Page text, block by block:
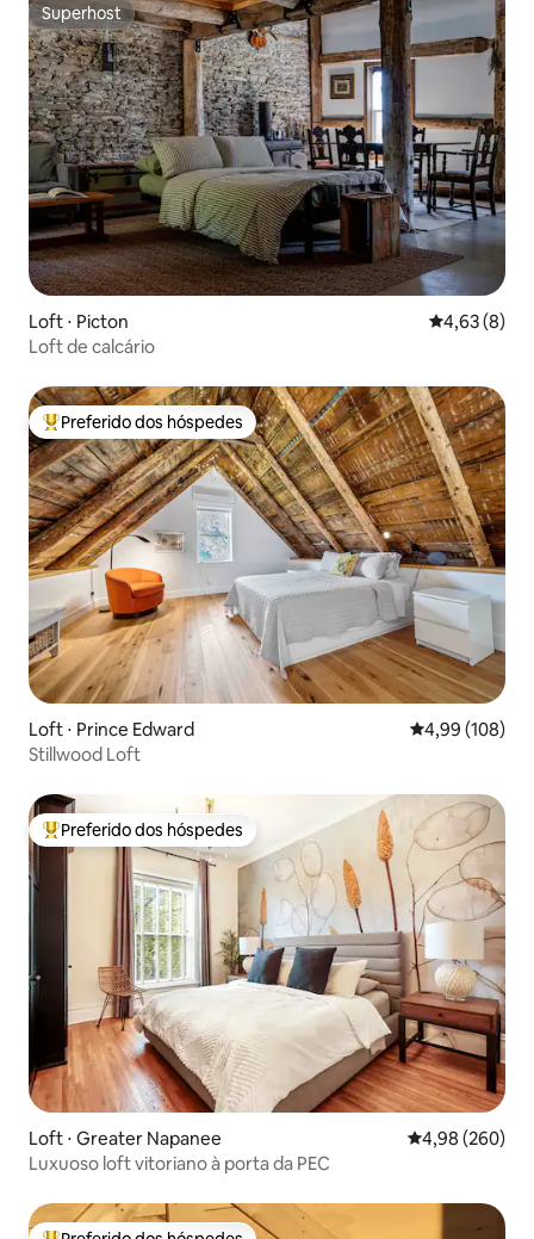
Superhost
Superhost
Loft ⋅ Picton 4,63 de uma
4,63 (8)
Loft de calcário
Entre os melhores preferidos dos hóspedes
Preferido dos hóspedes
Loft ⋅ Prince Edward 4,99 de uma
4,99 (108)
Stillwood Loft
Entre os melhores preferidos dos hóspedes
Preferido dos hóspedes
Loft ⋅ Greater Napanee 4,98 de uma
4,98 (260)
Luxuoso loft vitoriano à porta da PEC